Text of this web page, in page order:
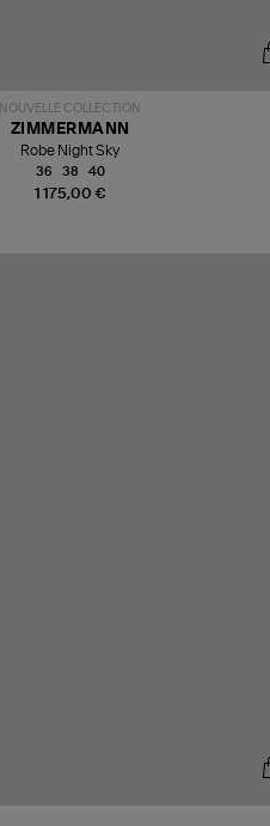
NOUVELLE COLLECTION
1 175,00 €
ZIMMERMANN
Robe Night Sky
36 38 40